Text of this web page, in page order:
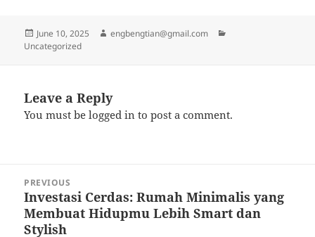
Posted
on
June 10, 2025 Author
engbengtian@gmail.com
Uncategorized
Leave a Reply
You must belogged in to post a comment.
navigation
PREVIOUS
Previous
post:
Investasi Cerdas: Rumah Minimalis yang
Membuat Hidupmu Lebih Smart dan
Stylish